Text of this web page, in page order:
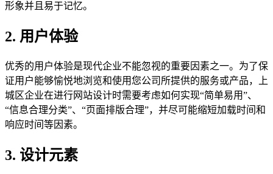
形象并且易于记忆。
2. 用户体验
优秀的用户体验是现代企业不能忽视的重要因素之一。为了保
证用户能够愉悦地浏览和使用您公司所提供的服务或产品，上
城区企业在进行网站设计时需要考虑如何实现“简单易用”、
“信息合理分类”、“页面排版合理”，并尽可能缩短加载时间和
响应时间等因素。
3. 设计元素